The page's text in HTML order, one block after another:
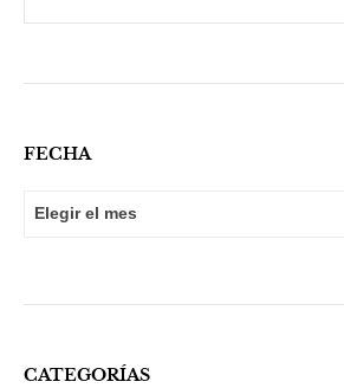
FECHA
CATEGORÍAS